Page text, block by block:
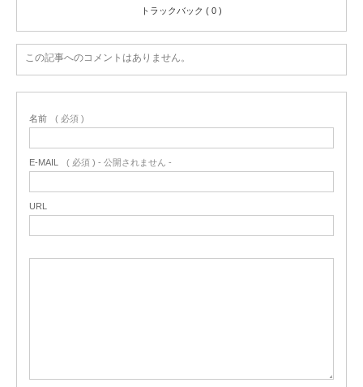
トラックバック ( 0 )
この記事へのコメントはありません。
名前 ( 必須 )
E-MAIL ( 必須 ) - 公開されません -
URL